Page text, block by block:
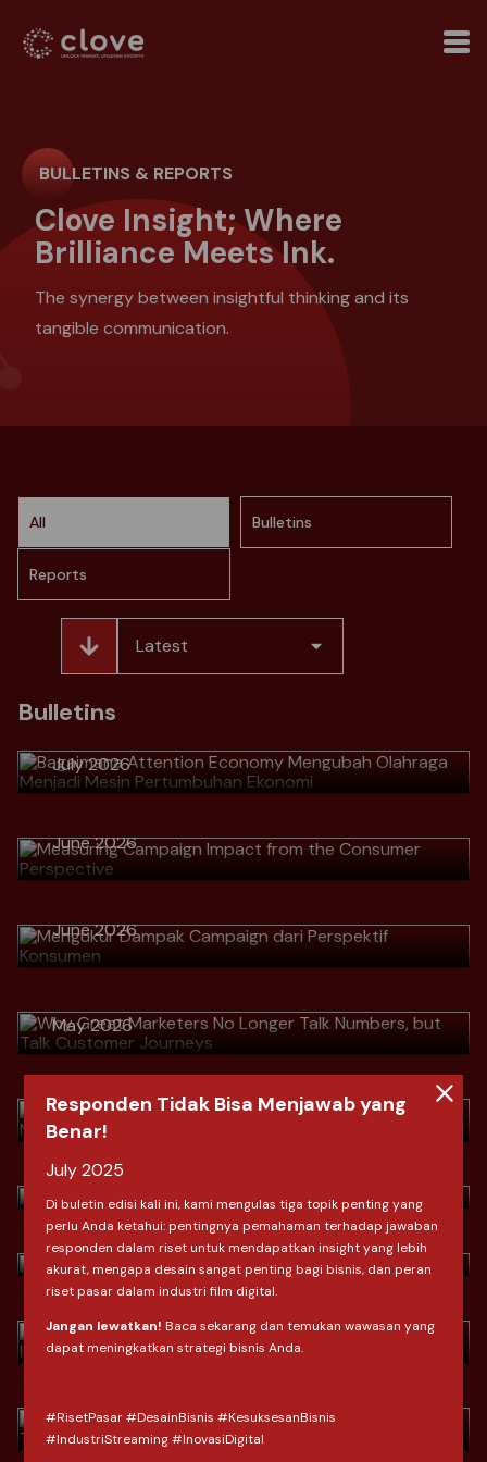
BULLETINS & REPORTS
Clove Insight; Where
Brilliance Meets Ink.
The synergy between insightful thinking and its
tangible communication.
All Bulletins
Reports
Latest
Bulletins
> Bagaimana Attention Economy
Pertumbuhan Ekonomi
July 2026
> Measuring Campaign Impact from
the Consumer Perspective
June 2026
> Mengukur Dampak Campaign dari
Perspektif Konsumen
June 2026
> Why Great Marketers No Longer
Talk Numbers, but Talk Customer
May 2026
Download
> Habis Lebaran, Omzet Terjun
Bebas? Strategi Mengubah Pembeli
April 2026
Download
> Indonesia Fashion Market Outlook
by Clove Research
Download
> Indonesia Fashion Market Outlook
by Clove Research
March 2026
> Ramadan & Lebaran: Shifting
Consumer Behavior In Indonesia
February 2026
> Dari SEO ke AIO Saat Konsumen
Tidak Lagi "Mencari", Tapi
January 2026
> 2026: Lebih dari Sekadar Angka,
Ini adalah Reboot Konsumen
Responden Tidak Bisa Menjawab yang
Benar!
July 2025
Di buletin edisi kali ini, kami mengulas tiga topik penting yang
perlu Anda ketahui: pentingnya pemahaman terhadap jawaban
responden dalam riset untuk mendapatkan insight yang lebih
akurat, mengapa desain sangat penting bagi bisnis, dan peran
riset pasar dalam industri film digital.
Jangan lewatkan! Baca sekarang dan temukan wawasan yang
dapat meningkatkan strategi bisnis Anda.
#RisetPasar #DesainBisnis #KesuksesanBisnis
#IndustriStreaming #InovasiDigital